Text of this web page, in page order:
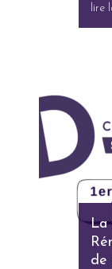
lire
La
de